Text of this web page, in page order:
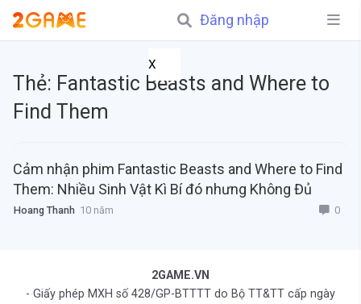
Đăng nhập
X
Thẻ: Fantastic Beasts and Where to
Find Them
Cảm nhận phim Fantastic Beasts and Where to Find
Them: Nhiều Sinh Vật Kì Bí đó nhưng Không Đủ
Hoang Thanh 10 năm 0
2GAME.VN
- Giấy phép MXH số 428/GP-BTTTT do Bộ TT&TT cấp ngày